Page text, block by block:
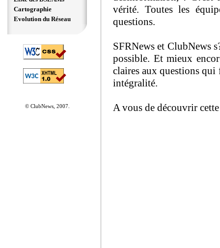
Cartographie
Evolution du Réseau
© ClubNews, 2007.
vérité. Toutes les
questions.
SFRNews et ClubNews
possible. Et mieux
claires aux questions qui
intégralité.
A vous de découvrir